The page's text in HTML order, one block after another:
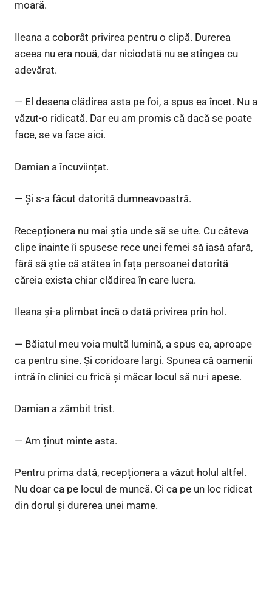
moară.
Ileana a coborât privirea pentru o clipă. Durerea
aceea nu era nouă, dar niciodată nu se stingea cu
adevărat.
— El desena clădirea asta pe foi, a spus ea încet. Nu a
văzut-o ridicată. Dar eu am promis că dacă se poate
face, se va face aici.
Damian a încuviințat.
— Și s-a făcut datorită dumneavoastră.
Recepționera nu mai știa unde să se uite. Cu câteva
clipe înainte îi spusese rece unei femei să iasă afară,
fără să știe că stătea în fața persoanei datorită
căreia exista chiar clădirea în care lucra.
Ileana și-a plimbat încă o dată privirea prin hol.
— Băiatul meu voia multă lumină, a spus ea, aproape
ca pentru sine. Și coridoare largi. Spunea că oamenii
intră în clinici cu frică și măcar locul să nu-i apese.
Damian a zâmbit trist.
— Am ținut minte asta.
Pentru prima dată, recepționera a văzut holul altfel.
Nu doar ca pe locul de muncă. Ci ca pe un loc ridicat
din dorul și durerea unei mame.